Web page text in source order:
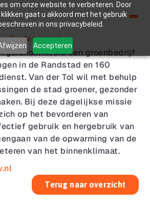
om onze website te verbeteren. Door
klikken gaat u akkoord met het gebruik
in ons privacybeleid.
Accepteren
Professional
gerenommeerd een groenbedrijf
in de Randstad en 160
Van der Tol wil met behulp
de stad groener, gezonder
Bij deze dagelijkse missie
op het bevorderen van
gebruik en hergebruik van
van de opwarming van de
van het binnenklimaat.
Terug naar overzicht